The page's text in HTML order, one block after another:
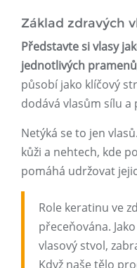
Základ zdravých
Představte si vlasy
jednotlivých
působí jako klíčový
dodává vlasům sílu a
Netýká se to jen
kůži a nehtech, kde
pomáhá udržovat
Role keratinu ve
přeceňována.
vlasový stvol,
Když naše tělo